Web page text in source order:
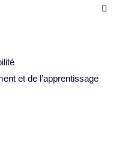
et de l’apprentissage